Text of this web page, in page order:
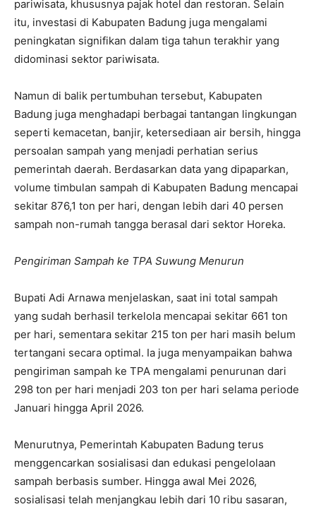
pariwisata, khususnya pajak hotel dan restoran. Selain
itu, investasi di Kabupaten Badung juga mengalami
peningkatan signifikan dalam tiga tahun terakhir yang
didominasi sektor pariwisata.
Namun di balik pertumbuhan tersebut, Kabupaten
Badung juga menghadapi berbagai tantangan lingkungan
seperti kemacetan, banjir, ketersediaan air bersih, hingga
persoalan sampah yang menjadi perhatian serius
pemerintah daerah. Berdasarkan data yang dipaparkan,
volume timbulan sampah di Kabupaten Badung mencapai
sekitar 876,1 ton per hari, dengan lebih dari 40 persen
sampah non-rumah tangga berasal dari sektor Horeka.
Pengiriman Sampah ke TPA Suwung Menurun
Bupati Adi Arnawa menjelaskan, saat ini total sampah
yang sudah berhasil terkelola mencapai sekitar 661 ton
per hari, sementara sekitar 215 ton per hari masih belum
tertangani secara optimal. Ia juga menyampaikan bahwa
pengiriman sampah ke TPA mengalami penurunan dari
298 ton per hari menjadi 203 ton per hari selama periode
Januari hingga April 2026.
Menurutnya, Pemerintah Kabupaten Badung terus
menggencarkan sosialisasi dan edukasi pengelolaan
sampah berbasis sumber. Hingga awal Mei 2026,
sosialisasi telah menjangkau lebih dari 10 ribu sasaran,